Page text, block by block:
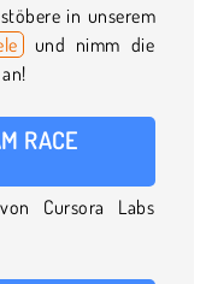
in unserem
und nimm die
RACE
Cursora Labs